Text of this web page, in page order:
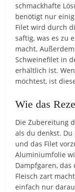
schmackhafte
benötigt nur
Filet wird durch
saftig, was es zu
macht.
Schweinefilet in
erhältlich ist.
möchtest, ist
Wie das
Die Zubereitung
als du denkst.
und das Filet
Aluminiumfolie
Dampfgaren,
Fleisch zart
einfach nur